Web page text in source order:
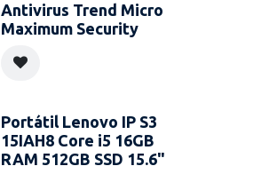
Antivirus Trend Micro
Maximum Security
Portátil Lenovo IP S3
15IAH8 Core i5 16GB
RAM 512GB SSD 15.6"